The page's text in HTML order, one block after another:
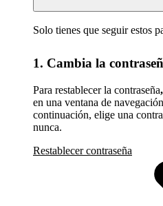
Solo tienes que seguir estos
1. Cambia la
Para restablecer la contraseña,
en una ventana de
continuación, elige una
nunca.
Restablecer contraseña